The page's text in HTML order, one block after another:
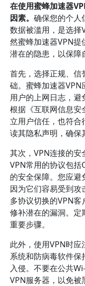
在使用蜜蜂加速器
因素。 确保您的个人
数据被滥用，是选择
然蜜蜂加速器VPN
潜在的隐患，以保障
首先，选择正规、信
础。蜜蜂加速器
用户的上网日志，避
根据《互联网信息安
立用户信任，也符
读其隐私声明，确保
其次，VPN连接的
VPN常用的协议包
的安全保障。您应避
因为它们容易受到
多协议切换的VPN
修补潜在的漏洞。定
重要步骤。
此外，使用VPN时
系统和防病毒软件
入侵。不要在公共
VPN服务器，以免被